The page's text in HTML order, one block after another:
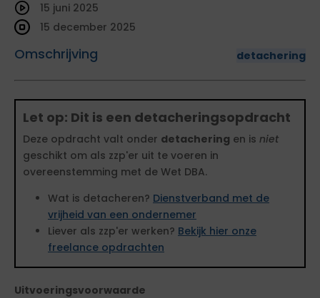
Omschrijving detachering
15 juni 2025
15 december 2025
Let op: Dit is een detacheringsopdracht
Deze opdracht valt onder detachering en is niet
geschikt om als zzp'er uit te voeren in
overeenstemming met de Wet DBA.
Wat is detacheren? Dienstverband met de
vrijheid van een ondernemer
Liever als zzp'er werken? Bekijk hier onze
freelance opdrachten
Uitvoeringsvoorwaarde